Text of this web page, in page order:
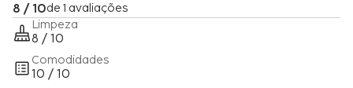
8 / 10de 1 avaliações
Limpeza
8 / 10
Comodidades
10 / 10